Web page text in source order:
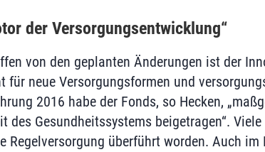
der Versorgungsentwicklung“
von den geplanten Änderungen ist der
für neue Versorgungsformen und
2016 habe der Fonds, so Hecken,
des Gesundheitssystems beigetragen“.
Regelversorgung überführt worden. Auch im